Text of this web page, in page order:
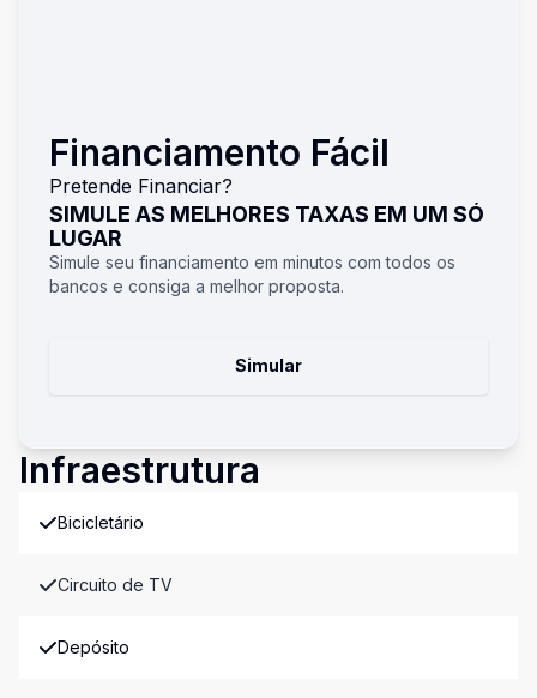
Financiamento Fácil
Pretende Financiar?
SIMULE AS MELHORES TAXAS EM UM SÓ
LUGAR
Simule seu financiamento em minutos com todos os
bancos e consiga a melhor proposta.
Simular
Infraestrutura
Bicicletário
Circuito de TV
Depósito